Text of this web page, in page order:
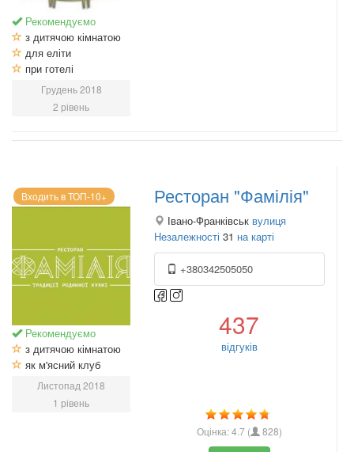
Рекомендуємо
з дитячою кімнатою
для еліти
при готелі
Грудень 2018
2 рівень
Входить в ТОП-10+
Рекомендуємо
з дитячою кімнатою
як м'ясний клуб
Листопад 2018
1 рівень
Ресторан "Фамілія"
Івано-Франківськ вулиця
Незалежності 31 на карті
+380342505050
437
відгуків
Оцінка:4.7 ( 828)